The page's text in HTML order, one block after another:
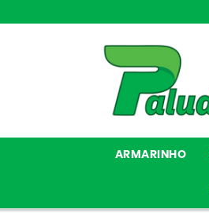
ARMARINHO